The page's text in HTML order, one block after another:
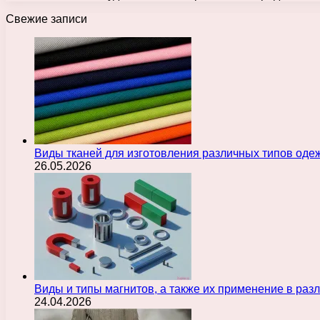
Свежие записи
Виды тканей для изготовления различных типов
26.05.2026
Виды и типы магнитов, а также их применение в
24.04.2026